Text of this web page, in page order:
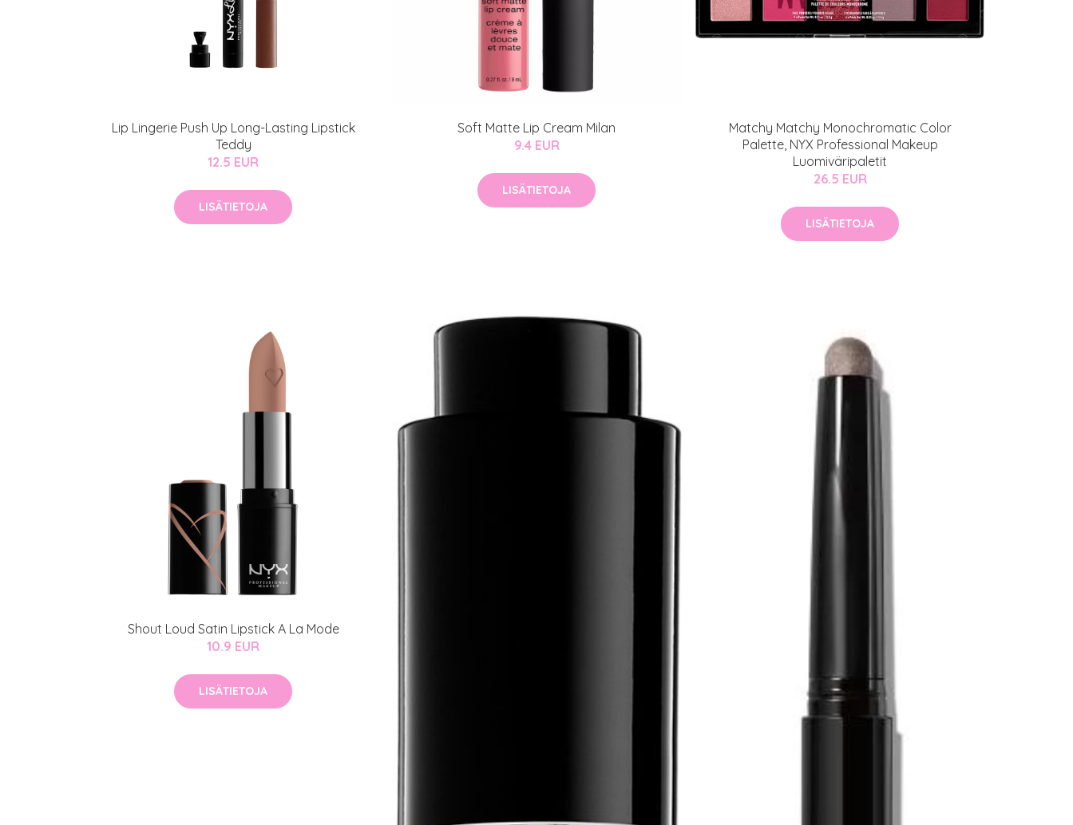
Lip Lingerie Push Up Long-Lasting Lipstick
Teddy
12.5 EUR
LISÄTIETOJA
Soft Matte Lip Cream Milan
9.4 EUR
LISÄTIETOJA
Matchy Matchy Monochromatic Color
Palette, NYX Professional Makeup
Luomiväripaletit
26.5 EUR
LISÄTIETOJA
Shout Loud Satin Lipstick A La Mode
10.9 EUR
LISÄTIETOJA
IdealofMeD Kauppa
Kaikki IdealofMeDin tuotteet -20 %!
Varaa konsultaatio
ja saat nyt myös -200 €
KATSO TARJOUS